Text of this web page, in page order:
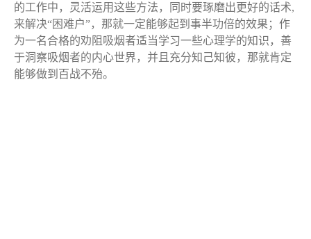
的工作中，灵活运用这些方法，同时要琢磨出更好的话术,
来解决“困难户”，那就一定能够起到事半功倍的效果；作
为一名合格的劝阻吸烟者适当学习一些心理学的知识，善
于洞察吸烟者的内心世界，并且充分知己知彼，那就肯定
能够做到百战不殆。